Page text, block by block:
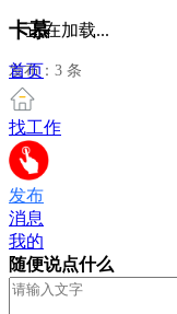
卡慕
发布：3 条
正在加载...
首页
找工作
发布
消息
我的
随便说点什么